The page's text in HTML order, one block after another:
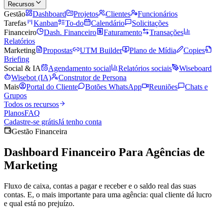
Recursos
Gestão Dashboard Projetos Clientes
Funcionários
Tarefas
Kanban To-do Calendário
Solicitações
Financeiro
Dash. Financeiro Faturamento
Transações
Relatórios
Marketing
Propostas UTM Builder Plano de Mídia
Copies
Briefing
Social & IA
Agendamento social Relatórios sociais
Wiseboard
Wisebot (IA)
Construtor de Persona
Mais
Portal do Cliente Botões WhatsApp Reuniões
Chats e
Grupos
Todos os recursos
PlanosFAQ
Cadastre-se grátisJá tenho conta
Gestão Financeira
Dashboard Financeiro Para Agências de
Marketing
Fluxo de caixa, contas a pagar e receber e o saldo real das suas
contas. E, o mais importante para uma agência: qual cliente dá lucro
e qual está no prejuízo.